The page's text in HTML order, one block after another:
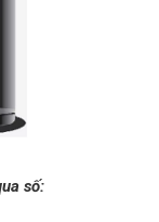
số: